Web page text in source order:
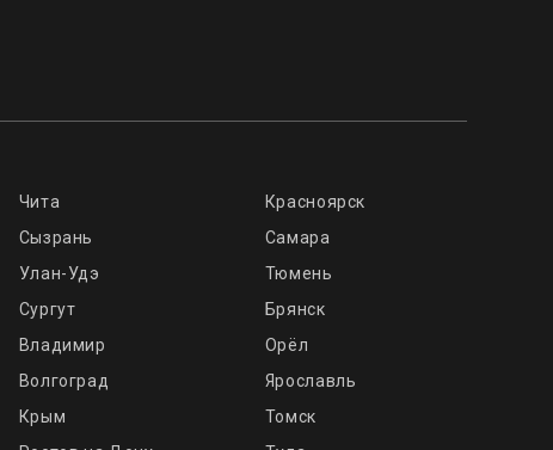
Чита
Красноярск
Сызрань
Самара
Улан-Удэ
Тюмень
Сургут
Брянск
Владимир
Орёл
Волгоград
Ярославль
Крым
Томск